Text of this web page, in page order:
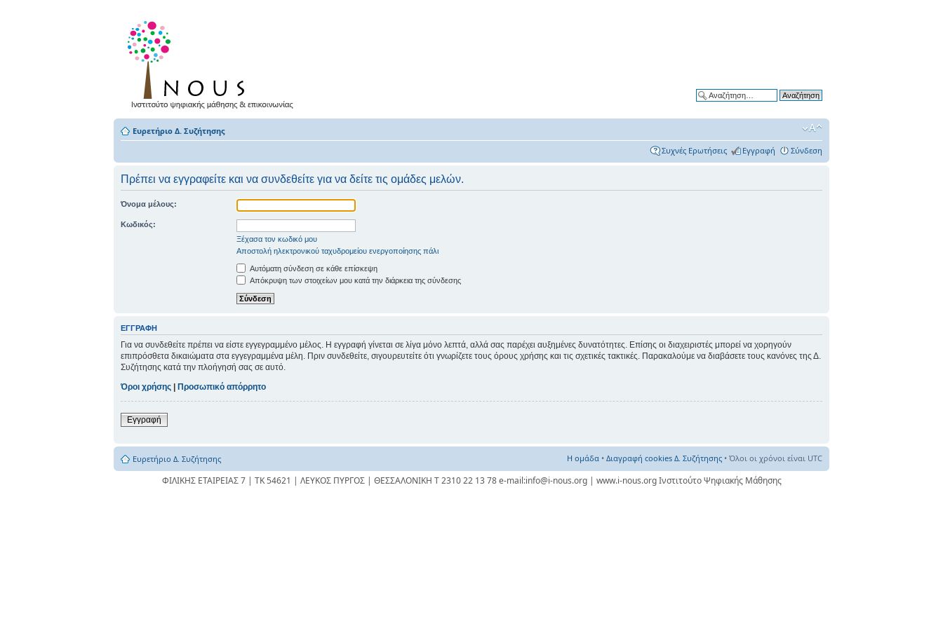
Ευρετήριο Δ. Συζήτησης
Συχνές Ερωτήσεις
Εγγραφή Σύνδεση
Πρέπει να εγγραφείτε και να συνδεθείτε για να δείτε τις ομάδες μελών.
Όνομα μέλους:
Κωδικός:
Ξέχασα τον κωδικό μου
Αποστολή ηλεκτρονικού ταχυδρομείου ενεργοποίησης πάλι
Αυτόματη σύνδεση σε κάθε επίσκεψη
Απόκρυψη των στοιχείων μου κατά την διάρκεια της σύνδεσης
ΕΓΓΡΑΦΉ
Για να συνδεθείτε πρέπει να είστε εγγεγραμμένο μέλος. Η εγγραφή γίνεται σε λίγα μόνο λεπτά, αλλά σας παρέχει αυξημένες δυνατότητες. Επίσης οι διαχειριστές μπορεί να χορηγούν
επιπρόσθετα δικαιώματα στα εγγεγραμμένα μέλη. Πριν συνδεθείτε, σιγουρευτείτε ότι γνωρίζετε τους όρους χρήσης και τις σχετικές τακτικές. Παρακαλούμε να διαβάσετε τους κανόνες της Δ.
Συζήτησης κατά την πλοήγησή σας σε αυτό.
Όροι χρήσης | Προσωπικό απόρρητο
Εγγραφή
Ευρετήριο Δ. Συζήτησης Η ομάδα • Διαγραφή cookies Δ. Συζήτησης • Όλοι οι χρόνοι είναι UTC
ΦΙΛΙΚΗΣ ΕΤΑΙΡΕΙΑΣ 7 | ΤΚ 54621 | ΛΕΥΚΟΣ ΠΥΡΓΟΣ | ΘΕΣΣΑΛΟΝΙΚΗ Τ 2310 22 13 78 e-mail:info@i-nous.org | www.i-nous.org Ινστιτούτο Ψηφιακής Μάθησης